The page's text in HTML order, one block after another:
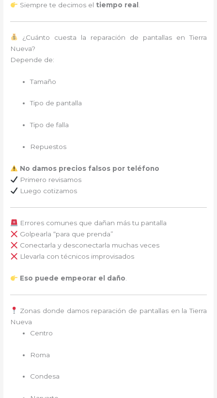
Siempre te decimos el tiempo real .
¿Cuánto cuesta la reparación de pantallas en Tierra
Nueva?
Depende de:
Tamaño
Tipo de pantalla
Tipo de falla
Repuestos
No damos precios falsos por teléfono
Primero revisamos
Luego cotizamos
Errores comunes que dañan más tu pantalla
Golpearla “para que prenda”
Conectarla y desconectarla muchas veces
Llevarla con técnicos improvisados
Eso puede empeorar el daño.
Zonas donde damos reparación de pantallas en la Tierra
Nueva
Centro
Roma
Condesa